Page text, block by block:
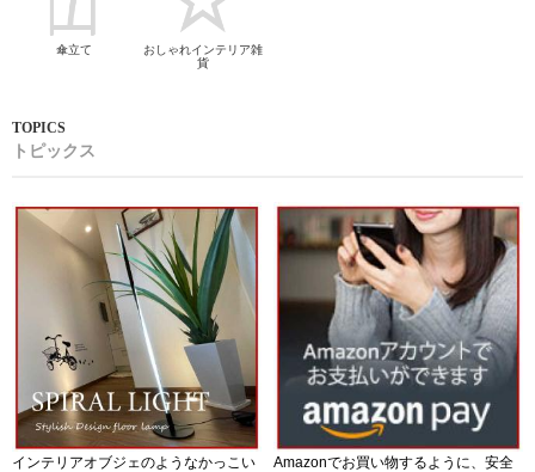
傘立て
おしゃれインテリア雑
貨
トピックス
インテリアオブジェのようなかっこい
Amazonでお買い物するように、安全